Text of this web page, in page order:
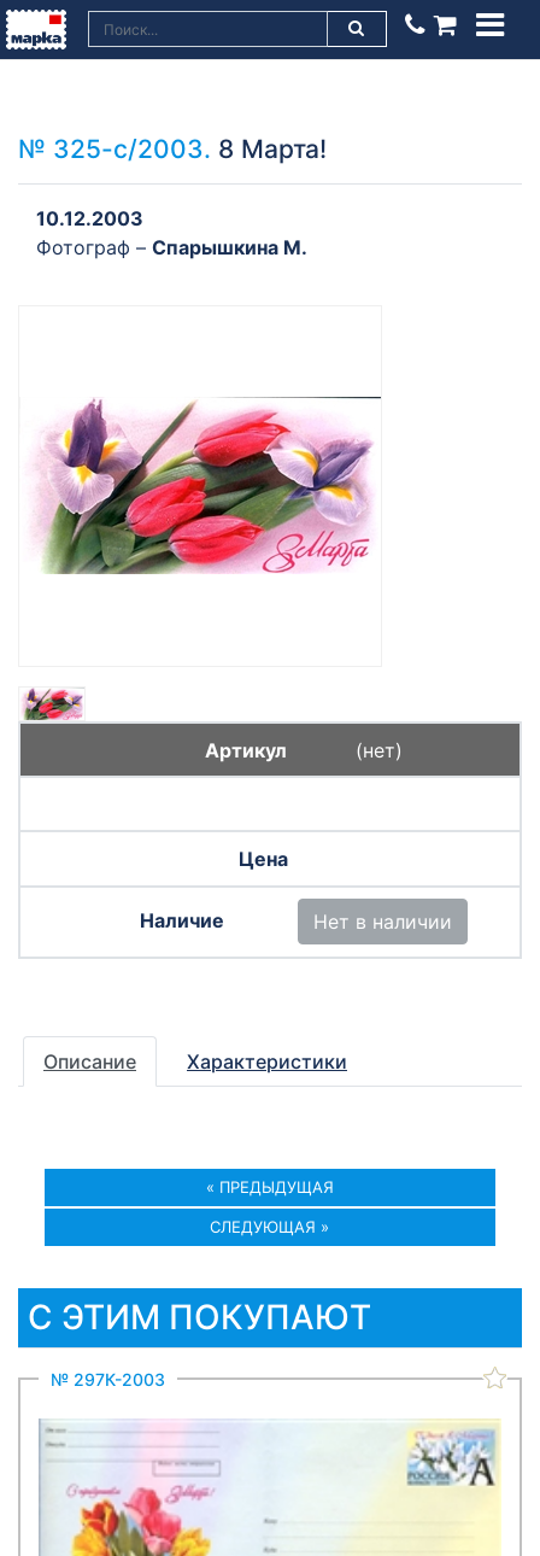
№ 325-с/2003. 8 Марта!
10.12.2003
Фотограф – Спарышкина М.
(нет)
Нет в наличии
Описание Характеристики
« ПРЕДЫДУЩАЯ
СЛЕДУЮЩАЯ »
С ЭТИМ ПОКУПАЮТ
№ 297К-2003